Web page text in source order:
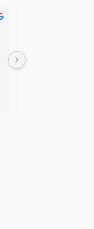
No termino de
resto de opiniones...